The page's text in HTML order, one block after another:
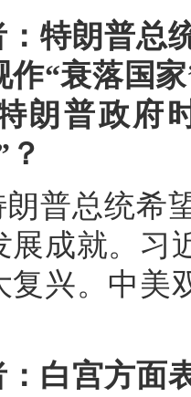
特朗普总
作“衰落国
朗普政府
普总统希
展成就。习
复兴。中美
白宫方面